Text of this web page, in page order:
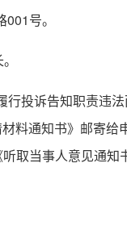
号。
行投诉告知职责违
料通知书》邮寄
取当事人意见通知